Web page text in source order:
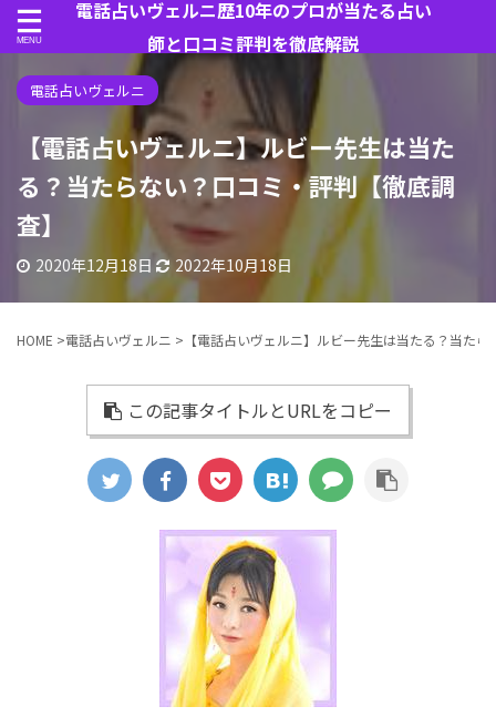
電話占いヴェルニ歴10年のプロが当たる占い
師と口コミ評判を徹底解説
電話占いヴェルニ
【電話占いヴェルニ】ルビー先生は当た
る？当たらない？口コミ・評判【徹底調
査】
2020年12月18日 2022年10月18日
HOME >電話占いヴェルニ > 【電話占いヴェルニ】ルビー先生は当たる？当た
この記事タイトルとURLをコピー